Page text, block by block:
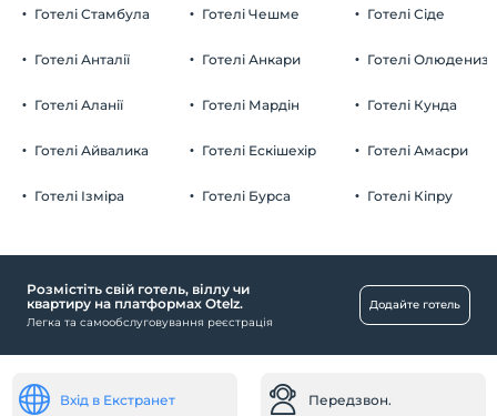
Готелі Стамбула
Готелі Анталії
Готелі Аланії
Готелі Айвалика
Готелі Ізміра
Готелі Чешме
Готелі Анкари
Готелі Мардін
Готелі Ескішехір
Готелі Бурса
Готелі Сіде
Готелі Олюдениза
Готелі Кунда
Готелі Амасри
Готелі Кіпру
Розмістіть свій готель, віллу чи
квартиру на платформах Otelz.
Легка та самообслуговування реєстрація
Додайте готель
Вхід в Екстранет Передзвон.